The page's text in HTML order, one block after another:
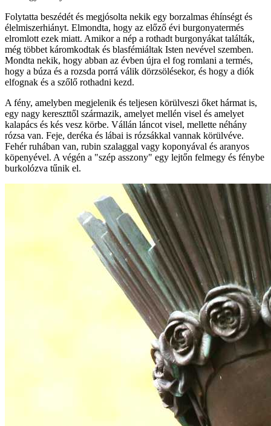
Folytatta beszédét és megjósolta nekik egy borzalmas éhínségt és
élelmiszerhiányt. Elmondta, hogy az előző évi burgonyatermés
elromlott ezek miatt. Amikor a nép a rothadt burgonyákat találták,
még többet káromkodtak és blasfémiáltak Isten nevével szemben.
Mondta nekik, hogy abban az évben újra el fog romlani a termés,
hogy a búza és a rozsda porrá válik dörzsölésekor, és hogy a diók
elfognak és a szőlő rothadni kezd.
A fény, amelyben megjelenik és teljesen körülveszi őket hármat is,
egy nagy kereszttől származik, amelyet mellén visel és amelyet
kalapács és kés vesz körbe. Vállán láncot visel, mellette néhány
rózsa van. Feje, deréka és lábai is rózsákkal vannak körülvéve.
Fehér ruhában van, rubin szalaggal vagy koponyával és aranyos
köpenyével. A végén a "szép asszony" egy lejtőn felmegy és fénybe
burkolózva tűnik el.